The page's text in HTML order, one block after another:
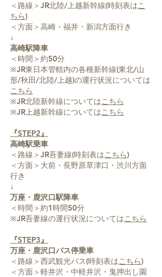
＜路線＞JR北陸/上越新幹線(時刻表はこ
ちら)
＜方面＞高崎・福井・新潟方面行き
↓
高崎駅降車
＜時間＞約50分
※JR東日本管轄内の各種新幹線(東北/山
形/秋田/北陸/上越)の運行状況については
こちら
※JR北陸新幹線についてはこちら
※JR上越新幹線についてはこちら
『STEP2』
高崎駅乗車
＜路線＞JR吾妻線(時刻表はこちら)
＜方面＞大前・長野原草津口・渋川方面
行き
↓
万座・鹿沢口駅降車
＜時間＞約1時間50分
※JR吾妻線の運行状況についてはこちら
『STEP3』
万座・鹿沢口バス停乗車
＜路線＞西武観光バス(時刻表はこちら)
＜方面＞軽井沢・中軽井沢・鬼押出し園